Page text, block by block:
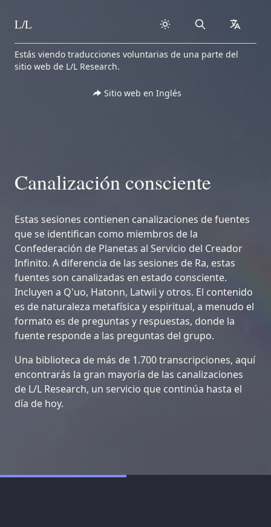
Skip to content
L/L Search
Estás viendo traducciones voluntarias de una parte del
sitio web de L/L Research.
Sitio web en Inglés
Canalización consciente
Estas sesiones contienen canalizaciones de fuentes
que se identifican como miembros de la
Confederación de Planetas al Servicio del Creador
Infinito. A diferencia de las sesiones de Ra, estas
fuentes son canalizadas en estado consciente.
Incluyen a Q'uo, Hatonn, Latwii y otros. El contenido
es de naturaleza metafísica y espiritual, a menudo el
formato es de preguntas y respuestas, donde la
fuente responde a las preguntas del grupo.
Una biblioteca de más de 1.700 transcripciones, aquí
encontrarás la gran mayoría de las canalizaciones
de L/L Research, un servicio que continúa hasta el
día de hoy.